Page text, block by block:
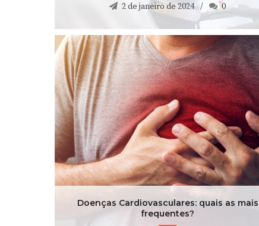
2 de janeiro de 2024 0
Doenças Cardiovasculares: quais as mais
frequentes?
30 de setembro de 2021
Doenças Cardiovasculares: quais as mais
frequentes?